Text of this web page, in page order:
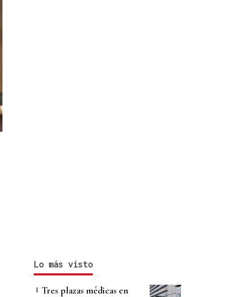
Lo más visto
Tres plazas médicas en